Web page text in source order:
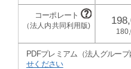
PDFプレミアム（法人グルー
せください